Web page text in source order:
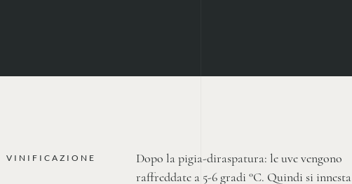
VINIFICAZIONE
Dopo la pigia-diraspatura: le uve vengono
raffreddate a 5-6 gradi °C. Quindi si innesta